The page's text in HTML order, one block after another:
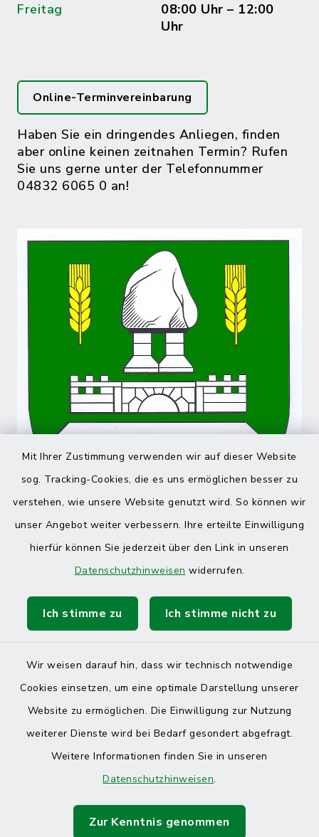
Mit Ihrer Zustimmung verwenden wir auf dieser Website
sog. Tracking-Cookies, die es uns ermöglichen besser zu
verstehen, wie unsere Website genutzt wird. So können wir
unser Angebot weiter verbessern. Ihre erteilte Einwilligung
hierfür können Sie jederzeit über den Link in unseren
Datenschutzhinweisen widerrufen.
Ich stimme zu Ich stimme nicht zu
Wir weisen darauf hin, dass wir technisch notwendige
Cookies einsetzen, um eine optimale Darstellung unserer
Website zu ermöglichen. Die Einwilligung zur Nutzung
weiterer Dienste wird bei Bedarf gesondert abgefragt.
Weitere Informationen finden Sie in unseren
Datenschutzhinweisen.
Zur Kenntnis genommen
Freitag
08:00 Uhr – 12:00
Uhr
Online-Terminvereinbarung
Haben Sie ein dringendes Anliegen, finden
aber online keinen zeitnahen Termin? Rufen
Sie uns gerne unter der Telefonnummer
04832 6065 0 an!
Kontakt
Datenschutz
Impressum
Sitemap
Cookie-Einstellungen